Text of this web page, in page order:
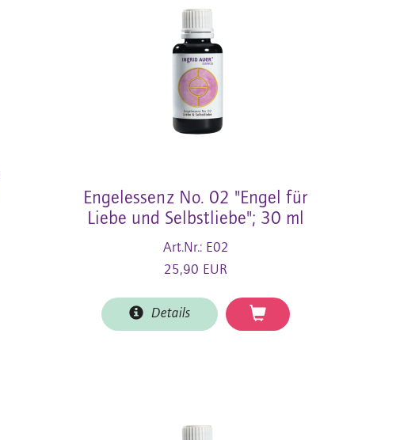
Engelessenz No. 02 "Engel für
Liebe und Selbstliebe"; 30 ml
Art.Nr.: E02
25,90 EUR
Details